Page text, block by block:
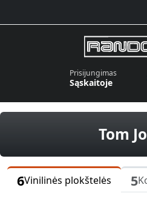
Prisijungimas
Sąskaitoje
Tom
6Vinilinės plokštelės 5